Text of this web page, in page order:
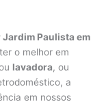
Paulista em
o melhor em
lavadora, ou
a
em nossos